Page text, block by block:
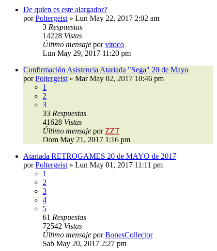
De quien es este alargador?
porPoltergeist » Lun May 22, 2017 2:02 am
3 Respuestas
14228 Vistas
Último mensaje porvitoco
Lun May 29, 2017 11:20 pm
Confirmación Asistencia Atariada "Sega" 20 de Mayo
porPoltergeist » Mar May 02, 2017 10:46 pm
1
2
3
33 Respuestas
41628 Vistas
Último mensaje por ZZT
Dom May 21, 2017 1:16 pm
Atariada RETROGAMES 20 de MAYO de 2017
porPoltergeist » Lun May 01, 2017 11:11 pm
1
2
3
4
5
61 Respuestas
72542 Vistas
Último mensaje porBonesCollector
Sab May 20, 2017 2:27 pm